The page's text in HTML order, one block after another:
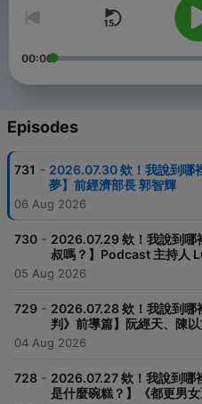
https://www.youtube.com/
Facebook【王偉忠】
https://www.facebook.com/
Instagram【王偉忠】
https://www.instagram.com/
00:00
Episodes
731 - 2026.07.30 欸！我說到哪
夢】前經濟部長 郭智輝
06 Aug 2026
730 - 2026.07.29 欸！我說到哪
叔嗎？】Podcast 主持人
05 Aug 2026
729 - 2026.07.28 欸！我說到哪
判》前導篇】阮經天、陳
04 Aug 2026
728 - 2026.07.27 欸！我說到哪
是什麼碗糕？】《都更男